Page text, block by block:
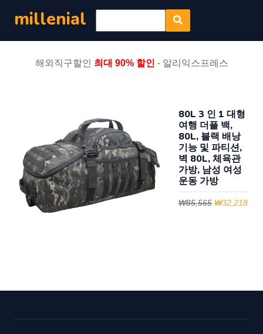
millenial
해외직구할인 최대 90% 할인 - 알리익스프레스
80L 3 인 1 대형
여행 더플 백,
80L, 블랙 배낭
기능 및 파티션,
벽 80L, 체육관
가방, 남성 여성
운동 가방
₩85,565 ₩32,218